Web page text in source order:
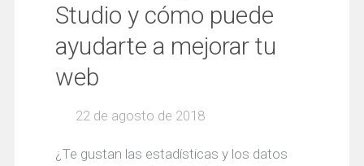
Studio y cómo puede
ayudarte a mejorar tu
web
22 de agosto de 2018
¿Te gustan las estadísticas y los datos